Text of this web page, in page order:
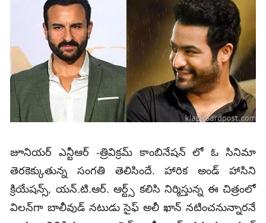
జూనియర్‌ ఎన్టీఆర్‌ -త్రివిక్రమ్‌ కాంబినేషన్‌ లో ఓ సినిమా
తెరకెక్కుతున్న సంగతి తెలిసిందే. హారిక అండ్ హాసిని
క్రియేషన్స్, యన్.టి.ఆర్. ఆర్ట్స్ కలిసి నిర్మిస్తున్న ఈ చిత్రంలో
విలన్‌గా బాలీవుడ్‌ నటుడు సైఫ్‌ అలీ ఖాన్‌ నటించనున్నారనే